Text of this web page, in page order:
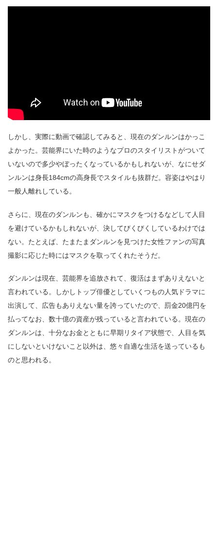
しかし、実際に動画で確認してみると、現在のダンルンはかっこ
よかった。芸能界にいた時のようなプロのスタイリストがついて
いないので多少やぼったくなっているかもしれないが、なにせダ
ンルンは身長184cmの高身長でスタイルも抜群だ。容姿はやはり
一般人離れしている。
さらに、現在のダンルンも、確かにマスクをつけるなどして人目
を避けているかもしれないが、決してびくびくしているわけでは
ない。たとえば、たまたまダンルンを見つけた女性ファンの写真
撮影に応じた時にはマスクを取ってくれたそうだ。
ダンルンは現在、芸能界を追放されて、復活はまずありえないと
言われている。しかしトップ俳優としていくつもの人気ドラマに
出演して、広告もありえない量を誇っていたので、罰金20億円を
払ってなお、数十億の資産が残っていると言われている。現在の
ダンルンは、十分なお金とともに早期リタイア状態で、人目を気
にしないといけないこと以外は、悠々自適な生活を送っているも
のと思われる。